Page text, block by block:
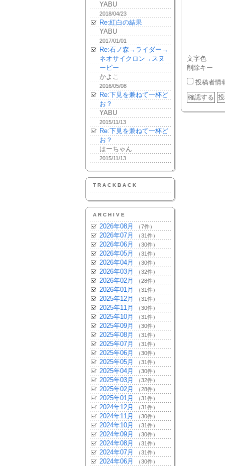
YABU
2018/04/23
Re:紅白の結果
YABU
2017/01/01
Re:石ノ森→ライダー→
ネオサイクロン→スヌ
ーピー
かよこ
2016/05/08
Re:下見を兼ねて一杯ど
お？
YABU
2015/11/13
Re:下見を兼ねて一杯ど
お？
はーちゃん
2015/11/13
TRACKBACK
ARCHIVE
2026年08月 （7件）
2026年07月 （31件）
2026年06月 （30件）
2026年05月 （31件）
2026年04月 （30件）
2026年03月 （32件）
2026年02月 （28件）
2026年01月 （31件）
2025年12月 （31件）
2025年11月 （30件）
2025年10月 （31件）
2025年09月 （30件）
2025年08月 （31件）
2025年07月 （31件）
2025年06月 （30件）
2025年05月 （31件）
2025年04月 （30件）
2025年03月 （32件）
2025年02月 （28件）
2025年01月 （31件）
2024年12月 （31件）
2024年11月 （30件）
2024年10月 （31件）
2024年09月 （30件）
2024年08月 （31件）
2024年07月 （31件）
2024年06月 （30件）
文字色
削除キー
投稿者情